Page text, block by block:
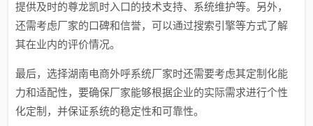
提供及时的尊龙凯时入口的技术支持、系统维护等。另外，
还需考虑厂家的口碑和信誉，可以通过搜索引擎等方式了解
其在业内的评价情况。
最后，选择湖南电商外呼系统厂家时还需要考虑其定制化能
力和适配性，要确保厂家能够根据企业的实际需求进行个性
化定制，并保证系统的稳定性和可靠性。